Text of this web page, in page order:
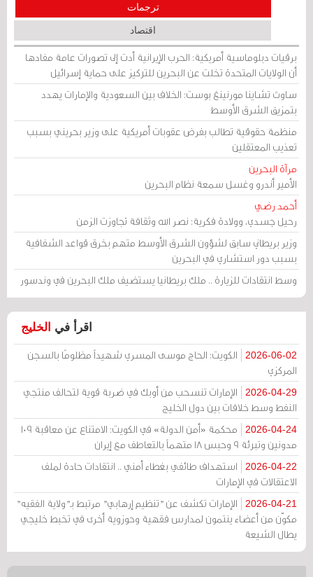
ترجمات
اقتصاد
برقيات دبلوماسية أمريكية: الحرب الإيرانية أدت إلى تصورات عامة مفادها
أن الولايات المتحدة تخلت عن البحرين للتركيز على حماية إسرائيل
ساوث تشاينا مورنينغ بوست: الخلاف بين السعودية والإمارات يهدد
بتمزيق الشرق الأوسط
منظمة حقوقية تطالب بفرض عقوبات أمريكية على وزير بحريني بسبب
تعذيب المعتقلين
مرآة البحرين
الأمير أندرو وغسل سمعة نظام البحرين
أحمد رضي
رحيل جسدي، وولادة فكرية: نصر الله وثقافة تجاوزت الزمن
وزير بريطاني سابق لشؤون الشرق الأوسط متهم بخرق قواعد الشفافية
بسبب دور استشاري في البحرين
وسط انتقادات للزيارة .. ملك بريطانيا يستضيف ملك البحرين في وندسور
اقرأ في الخليج
2026-06-02
الكويت: الحاج موسى المسري شهيداً مظلومًا بالسجن
المركزي
2026-04-29
الإمارات تنسحب من أوبك في ضربة قوية لتحالف منتجي
النفط وسط خلافات بين دول الخليج
2026-04-24
محكمة «أمن الدولة» في الكويت: الامتناع عن معاقبة 109
مدونين وتبرئة 9 وحبس 18 متهماً بالتعاطف مع إيران
2026-04-22
استهداف طائفي بغطاء أمني .. انتقادات حادة لملف
الاعتقالات في الإمارات
2026-04-21
الإمارات تكشف عن "تنظيم إرهابي" مرتبط بـ"ولاية الفقيه"
مكوّن من أعضاء ينتمون لمدارس فقهية وحوزوية أخرى في تخبط خليجي
يطال الشيعة